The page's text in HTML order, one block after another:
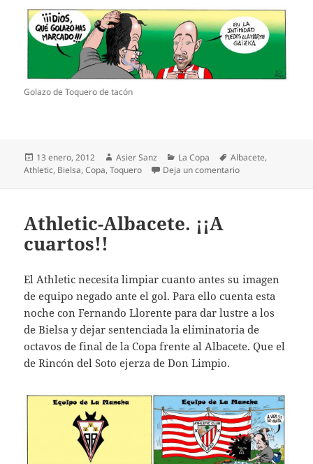
Golazo de Toquero de tacón
Publicado
el
13 enero, 2012 Autor
Asier Sanz Categorías
La Copa Etiquetas
Albacete,
Athletic, Bielsa,Copa,Toquero Deja un comentarioen Athletic 4-
Athletic-Albacete. ¡¡A
cuartos!!
El Athletic necesita limpiar cuanto antes su imagen
de equipo negado ante el gol. Para ello cuenta esta
noche con Fernando Llorente para dar lustre a los
de Bielsa y dejar sentenciada la eliminatoria de
octavos de final de la Copa frente al Albacete. Que el
de Rincón del Soto ejerza de Don Limpio.